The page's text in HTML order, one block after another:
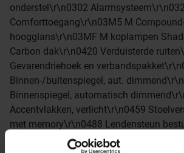
onderstel\r\n0302
Comforttoegang\r\n03M5 M
hoogglans\r\n03MF M koplampen
Carbon dak\r\n0420 Verduisterde
Gevarendriehoek en
Binnen-/buitenspiegel, aut.
Binnenspiegel, automatisch
Accentvlakken, verlicht\r\n0459
met memory\r\n0488 Lendensteun
passagier\r\n0493